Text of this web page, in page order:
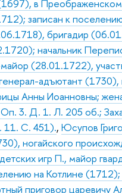
в
записан к
бригадир
начальник
(28.01.1722),
адъютант
Анны Иоанновны;
3. Д. 1. Л. 205 об.;
С. 451).,Юсупов
ногайского
игр П., майор
на Котлине
приговор царевичу